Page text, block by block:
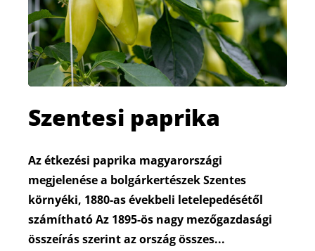
Szentesi paprika
Az étkezési paprika magyarországi
megjelenése a bolgárkertészek Szentes
környéki, 1880-as évekbeli letelepedésétől
számítható Az 1895-ös nagy mezőgazdasági
összeírás szerint az ország összes...